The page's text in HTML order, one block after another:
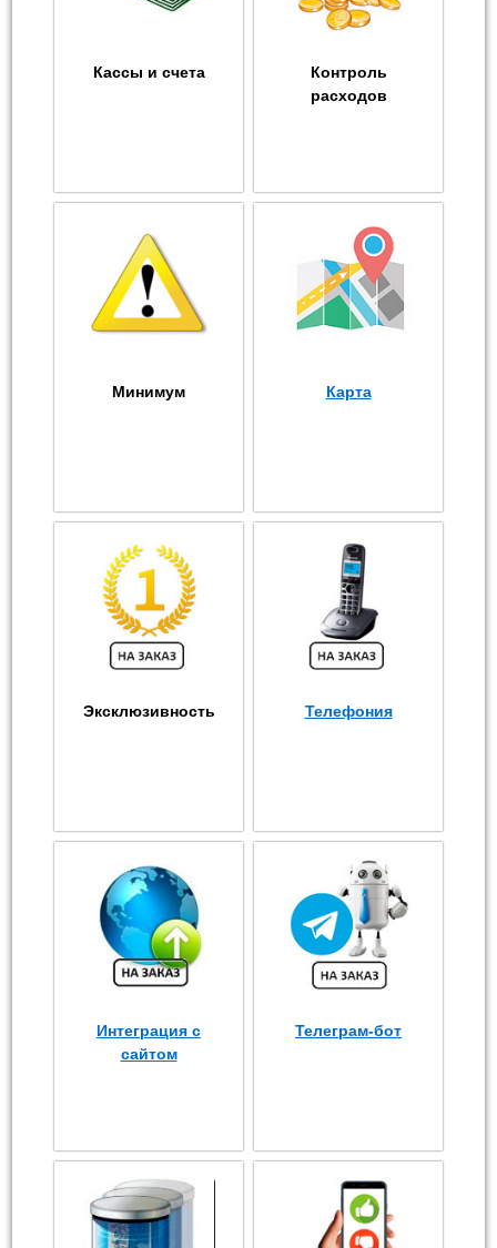
Кассы и счета
Контроль
расходов
Минимум Карта
Эксклюзивность Телефония
Интеграция с
сайтом
Телеграм-бот